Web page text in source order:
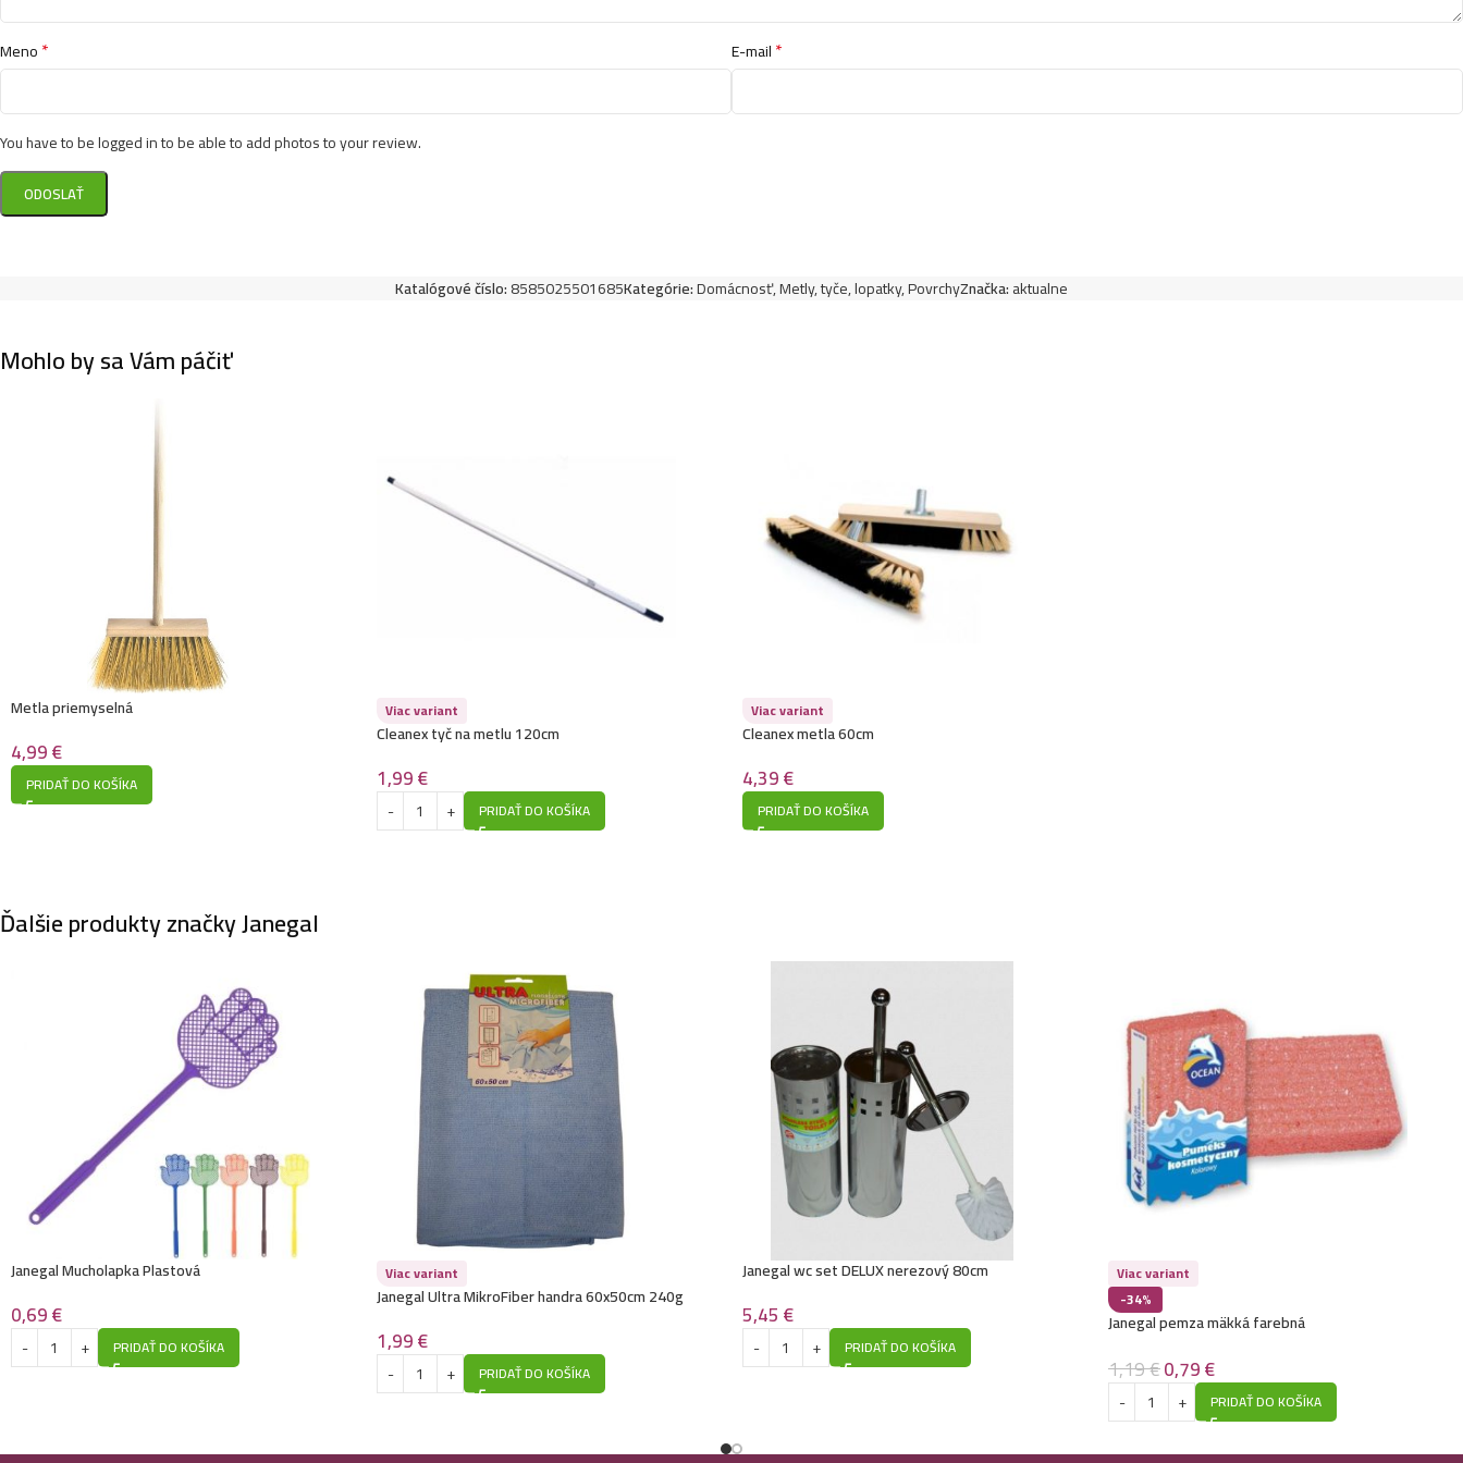
Meno* E-mail*
You have to be logged in to be able to add photos to your review.
Katalógové číslo:8585025501685Kategórie:Domácnosť,Metly, tyče, lopatky,PovrchyZnačka:aktualne
Mohlo by sa Vám páčiť
Metla priemyselná
4,99€
PRIDAŤ DO KOŠÍKA
Viac variant
Cleanex tyč na metlu 120cm
1,99€
PRIDAŤ DO KOŠÍKA
Viac variant
Cleanex metla 60cm
4,39€
PRIDAŤ DO KOŠÍKA
Ďalšie produkty značky Janegal
Janegal Mucholapka Plastová
0,69€
PRIDAŤ DO KOŠÍKA
Viac variant
Janegal Ultra MikroFiber handra 60x50cm 240g
1,99€
PRIDAŤ DO KOŠÍKA
Janegal wc set DELUX nerezový 80cm
5,45€
PRIDAŤ DO KOŠÍKA
-34%
Viac variant
Janegal pemza mäkká farebná
1,19€0,79€
PRIDAŤ DO KOŠÍKA